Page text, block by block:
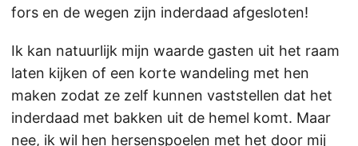
fors en de wegen zijn inderdaad afgesloten!
Ik kan natuurlijk mijn waarde gasten uit het raam
laten kijken of een korte wandeling met hen
maken zodat ze zelf kunnen vaststellen dat het
inderdaad met bakken uit de hemel komt. Maar
nee, ik wil hen hersenspoelen met het door mij